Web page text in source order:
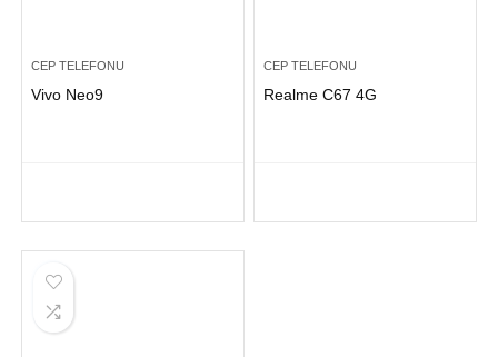
CEP TELEFONU
Vivo Neo9
CEP TELEFONU
Realme C67 4G